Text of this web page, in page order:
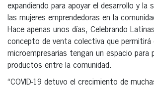
expandiendo para apoyar el desarrollo y la
las mujeres emprendedoras en la
Hace apenas unos días, Celebrando
concepto de venta colectiva que permitirá
microempresarias tengan un espacio para
productos entre la comunidad.
“COVID-19 detuvo el crecimiento de